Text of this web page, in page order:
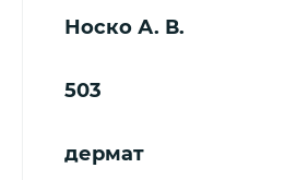
Носко А. В.
503
дермат